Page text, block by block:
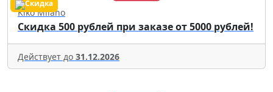
Kiko Milano
Скидка 500 рублей при заказе от 5000 рублей!
Действует до 31.12.2026